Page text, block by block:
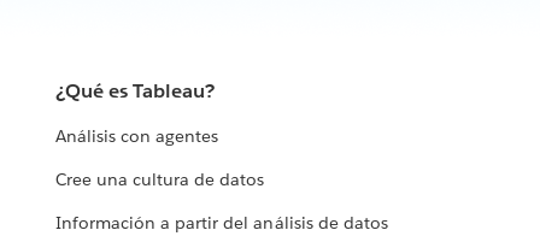
¿Qué es Tableau?
Análisis con agentes
Cree una cultura de datos
Información a partir del análisis de datos